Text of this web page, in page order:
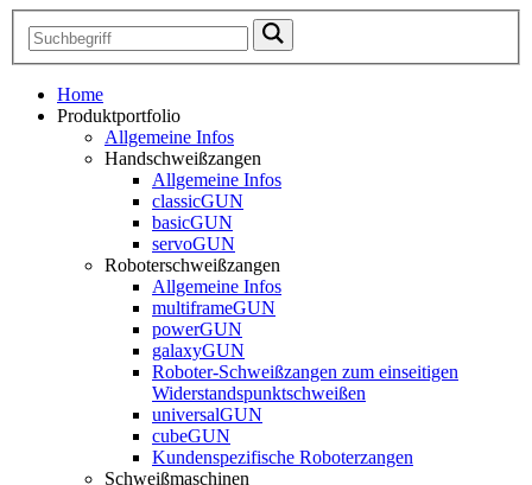
Home
Produktportfolio
Allgemeine Infos
Handschweißzangen
Allgemeine Infos
classicGUN
basicGUN
servoGUN
Roboterschweißzangen
Allgemeine Infos
multiframeGUN
powerGUN
galaxyGUN
Roboter-Schweißzangen zum einseitigen
Widerstandspunktschweißen
universalGUN
cubeGUN
Kundenspezifische Roboterzangen
Schweißmaschinen